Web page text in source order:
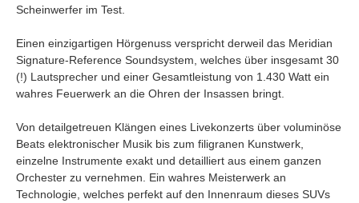
Scheinwerfer im Test.
Einen einzigartigen Hörgenuss verspricht derweil das Meridian
Signature-Reference Soundsystem, welches über insgesamt 30
(!) Lautsprecher und einer Gesamtleistung von 1.430 Watt ein
wahres Feuerwerk an die Ohren der Insassen bringt.
Von detailgetreuen Klängen eines Livekonzerts über voluminöse
Beats elektronischer Musik bis zum filigranen Kunstwerk,
einzelne Instrumente exakt und detailliert aus einem ganzen
Orchester zu vernehmen. Ein wahres Meisterwerk an
Technologie, welches perfekt auf den Innenraum dieses SUVs